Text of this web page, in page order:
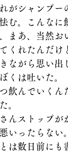
がシャンプー
む。こんなに
まあ、当然お
くれたんだけ
ながら思い出
くは吐いた。
飲んでいくん
。
んストップが
いったらない
は数日前にも